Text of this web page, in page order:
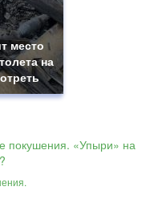
место
на